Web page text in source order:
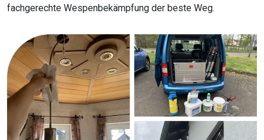
fachgerechte Wespenbekämpfung der beste Weg.